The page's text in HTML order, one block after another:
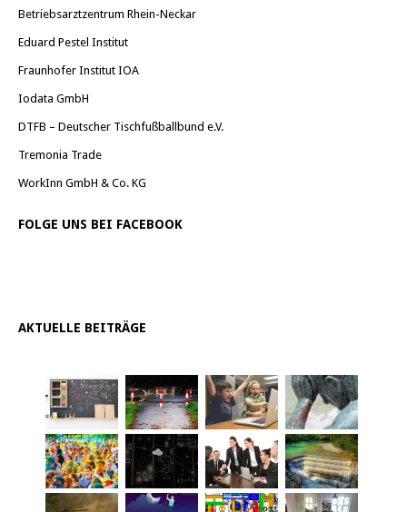
Betriebsarztzentrum Rhein-Neckar
Eduard Pestel Institut
Fraunhofer Institut IOA
Iodata GmbH
DTFB – Deutscher Tischfußballbund e.V.
Tremonia Trade
WorkInn GmbH & Co. KG
FOLGE UNS BEI FACEBOOK
AKTUELLE BEITRÄGE